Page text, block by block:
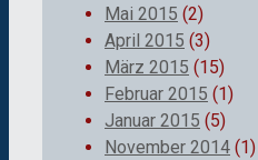
Mai 2015 (2)
April 2015 (3)
März 2015 (15)
Februar 2015 (1)
Januar 2015 (5)
November 2014 (1)